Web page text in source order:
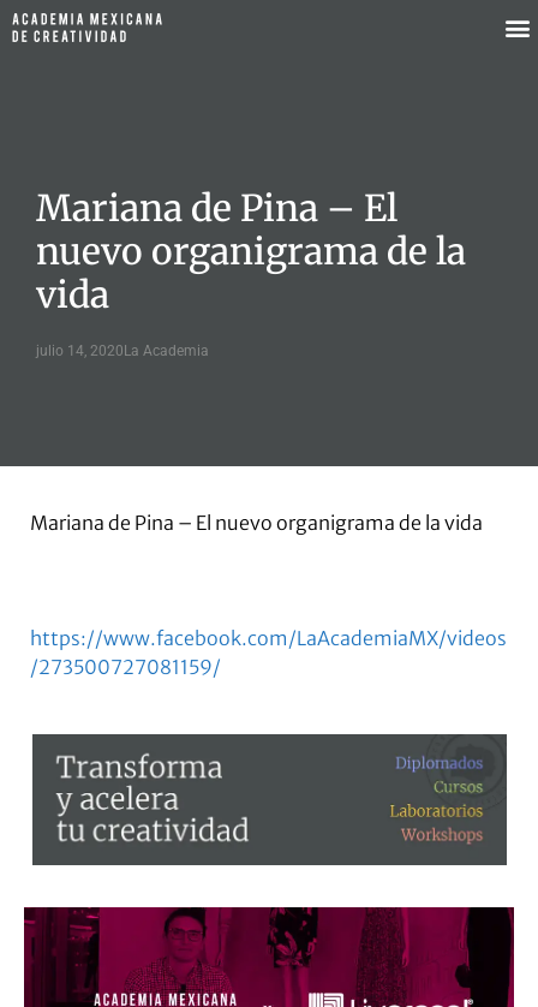
Mariana de Pina – El
nuevo organigrama de la
vida
julio 14, 2020 La Academia
Mariana de Pina – El nuevo organigrama de la vida
https://www.facebook.com/LaAcademiaMX/videos
/273500727081159/